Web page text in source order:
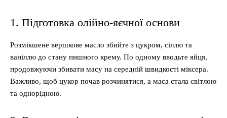
1. Підготовка олійно-яєчної основи
Розмікшене вершкове масло збийте з цукром, сіллю та
ваніллю до стану пишного крему. По одному вводьте яйця,
продовжуючи збивати масу на середній швидкості міксера.
Важливо, щоб цукор почав розчинятися, а маса стала світлою
та однорідною.